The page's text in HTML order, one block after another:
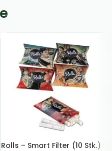
Rolls – Smart Filter (10 Stk.)